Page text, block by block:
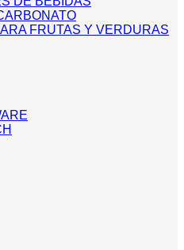
FRUTAS Y VERDURAS